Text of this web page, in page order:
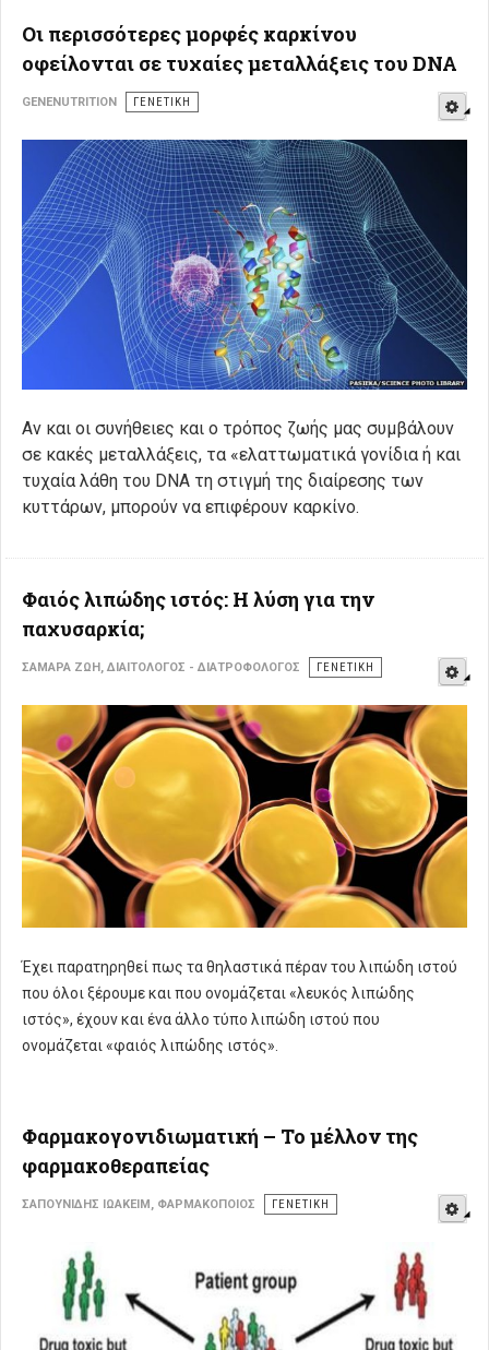
Οι περισσότερες μορφές καρκίνου
οφείλονται σε τυχαίες μεταλλάξεις του DNA
GENENUTRITION ΓΕΝΕΤΙΚΉ
Αν και οι συνήθειες και ο τρόπος ζωής μας συμβάλουν
σε κακές μεταλλάξεις, τα «ελαττωματικά γονίδια ή και
τυχαία λάθη του DNA τη στιγμή της διαίρεσης των
κυττάρων, μπορούν να επιφέρουν καρκίνο.
Φαιός λιπώδης ιστός: Η λύση για την
παχυσαρκία;
ΣΑΜΑΡΆ ΖΩΉ, ΔΙΑΙΤΟΛΌΓΟΣ - ΔΙΑΤΡΟΦΟΛΌΓΟΣ ΓΕΝΕΤΙΚΉ
Έχει παρατηρηθεί πως τα θηλαστικά πέραν του λιπώδη ιστού
που όλοι ξέρουμε και που ονομάζεται «λευκός λιπώδης
ιστός», έχουν και ένα άλλο τύπο λιπώδη ιστού που
ονομάζεται «φαιός λιπώδης ιστός».
Φαρμακογονιδιωματική – Το μέλλον της
φαρμακοθεραπείας
ΣΑΠΟΥΝΊΔΗΣ ΙΩΑΚΕΊΜ, ΦΑΡΜΑΚΟΠΟΙΌΣ ΓΕΝΕΤΙΚΉ